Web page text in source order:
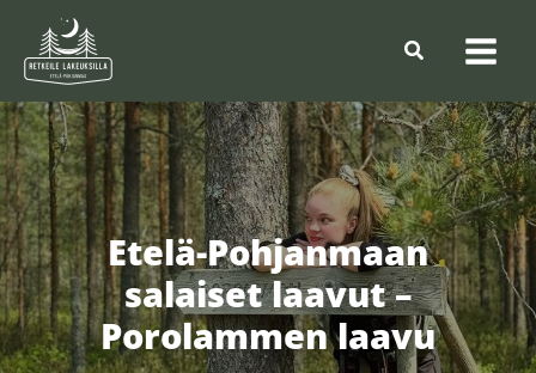
sisältöön
Hae
Etelä-Pohjanmaan
salaiset laavut –
Porolammen laavu